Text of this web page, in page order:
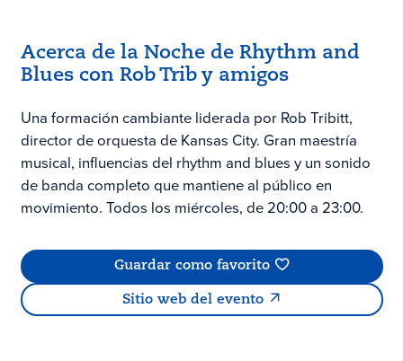
Acerca de la Noche de Rhythm and
Blues con Rob Trib y amigos
Una formación cambiante liderada por Rob Tribitt,
director de orquesta de Kansas City. Gran maestría
musical, influencias del rhythm and blues y un sonido
de banda completo que mantiene al público en
movimiento. Todos los miércoles, de 20:00 a 23:00.
Guardar como favorito
Sitio web del evento